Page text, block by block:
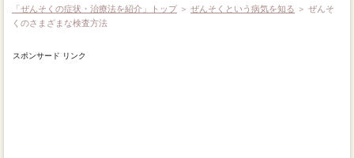
「ぜんそくの症状・治療法を紹介」トップ ＞ ぜんそくという病気を知る ＞ ぜんそ
くのさまざまな検査方法
スポンサード リンク